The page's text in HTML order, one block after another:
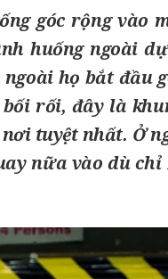
góc rộng vào
huống ngoài
họ bắt đầu
rối, đây là
tuyệt nhất. Ở
nữa vào dù chỉ